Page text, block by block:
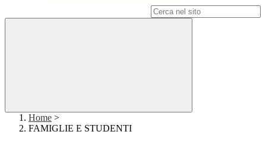
Home >
FAMIGLIE E STUDENTI